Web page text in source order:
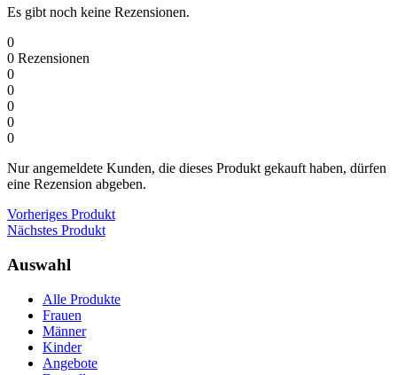
Es gibt noch keine Rezensionen.
0
0 Rezensionen
0
0
0
0
0
Nur angemeldete Kunden, die dieses Produkt gekauft haben, dürfen
eine Rezension abgeben.
Vorheriges Produkt
Nächstes Produkt
Auswahl
Alle Produkte
Frauen
Männer
Kinder
Angebote